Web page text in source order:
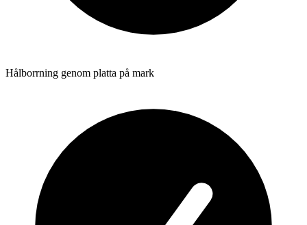
Hålborrning genom platta på mark